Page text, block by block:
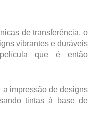
de transferência, o
vibrantes e duráveis
que é então
impressão de designs
tintas à base de